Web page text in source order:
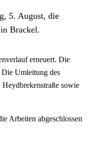
5. August, die
Brackel.
erneuert. Die
Die Umleitung des
sowie
Arbeiten abgeschlossen